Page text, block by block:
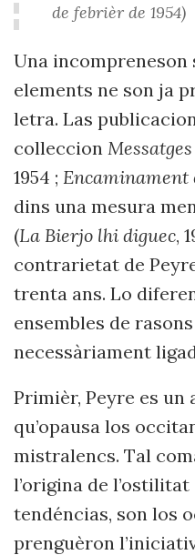
de febrièr de 1954)
Una incompreneson
elements ne son ja
letra. Las
colleccion Messatges
1954 ; Encaminament
dins una mesura
(La Bierjo lhi diguec,
contrarietat de
trenta ans. Lo
ensembles de
necessàriament
Primièr, Peyre es
qu’opausa los
mistralencs. Tal
l’origina de
tendéncias, son los
prenguèron